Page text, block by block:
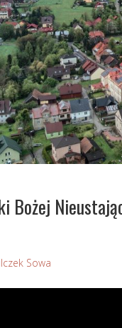
Bożej
Sowa